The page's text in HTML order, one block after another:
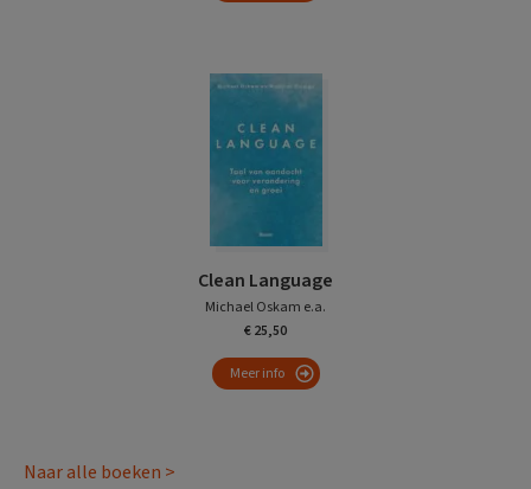
Clean Language
Michael Oskam e.a.
€ 25,50
Meer info
Naar alle boeken >